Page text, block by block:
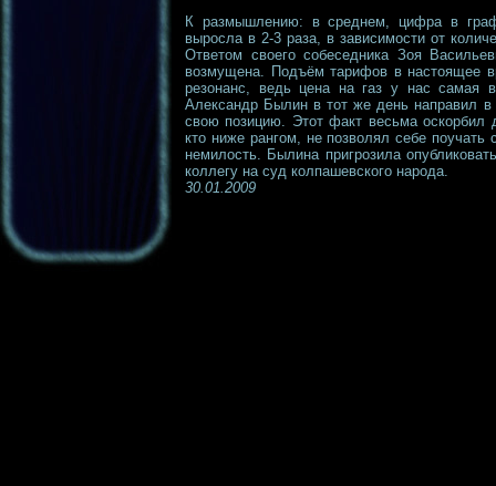
К размышлению: в среднем, цифра в
выросла в 2-3 раза, в зависимости от
Ответом своего собеседника Зоя
возмущена. Подъём тарифов в настоящее
резонанс, ведь цена на газ у нас самая
Александр Былин в тот же день направил в
свою позицию. Этот факт весьма оскорбил
кто ниже рангом, не позволял себе
немилость. Былина пригрозила
коллегу на суд колпашевского народа.
30.01.2009